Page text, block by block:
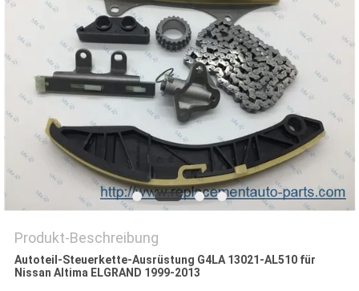
Produkt-Beschreibung
Autoteil-Steuerkette-Ausrüstung G4LA 13021-AL510 für
Nissan Altima ELGRAND 1999-2013